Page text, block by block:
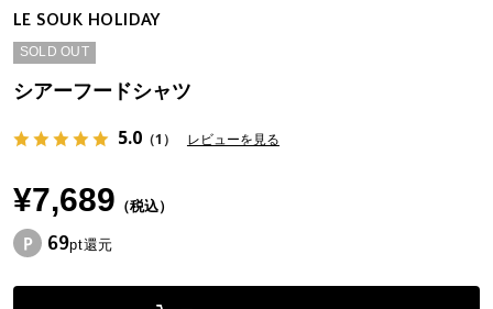
LE SOUK HOLIDAY
SOLD OUT
シアーフードシャツ
5.0（1） レビューを見る
¥7,689 （税込）
69pt還元